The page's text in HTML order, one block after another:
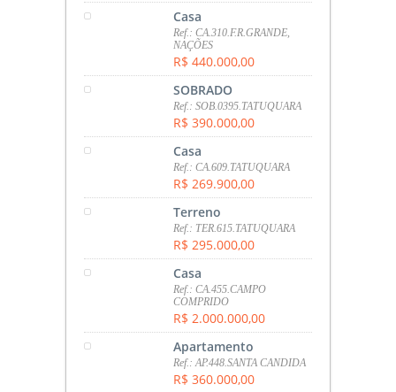
Casa
Ref.: CA.310.F.R.GRANDE,
NAÇÕES
R$ 440.000,00
SOBRADO
Ref.: SOB.0395.TATUQUARA
R$ 390.000,00
Casa
Ref.: CA.609.TATUQUARA
R$ 269.900,00
Terreno
Ref.: TER.615.TATUQUARA
R$ 295.000,00
Casa
Ref.: CA.455.CAMPO
COMPRIDO
R$ 2.000.000,00
Apartamento
Ref.: AP.448.SANTA CANDIDA
R$ 360.000,00